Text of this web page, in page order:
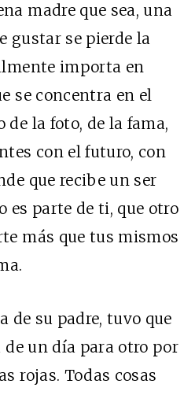
madre que sea, una
gustar se pierde la
importa en
se concentra en el
la foto, de la fama,
con el futuro, con
que recibe un ser
es parte de ti, que otro
más que tus mismos
de su padre, tuvo que
un día para otro por
rojas. Todas cosas